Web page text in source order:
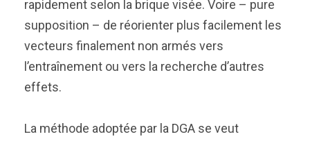
rapidement selon la brique visée. Voire – pure
supposition – de réorienter plus facilement les
vecteurs finalement non armés vers
l’entraînement ou vers la recherche d’autres
effets.
La méthode adoptée par la DGA se veut